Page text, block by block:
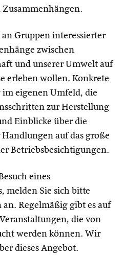
Gruppen interessierter
zwischen
und unserer Umwelt auf
erleben wollen. Konkrete
eigenen Umfeld, die
zur Herstellung
Einblicke über die
auf das große
Betriebsbesichtigungen.
eines
melden Sie sich bitte
Regelmäßig gibt es auf
die von
werden können. Wir
dieses Angebot.